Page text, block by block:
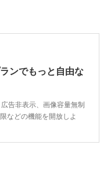
ンでもっと自由な
告非表示、画像容量無制
などの機能を開放しよ